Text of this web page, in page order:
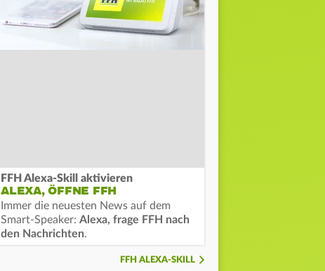
FFH Alexa-Skill aktivieren
ALEXA, ÖFFNE FFH
Immer die neuesten News auf dem
Smart-Speaker: Alexa, frage FFH nach
den Nachrichten.
FFH ALEXA-SKILL